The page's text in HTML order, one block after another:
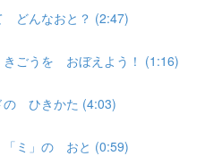
どんなおと？ (2:47)
ごうを おぼえよう！ (1:16)
の ひきかた (4:03)
ミ」の おと (0:59)